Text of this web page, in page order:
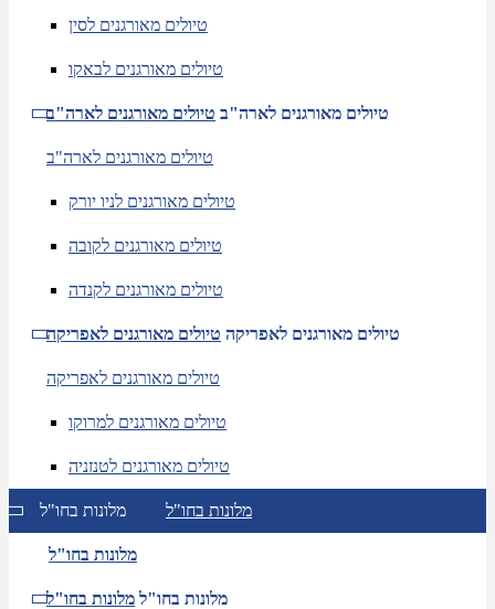
טיולים מאורגנים לסין
טיולים מאורגנים לבאקו
טיולים מאורגנים לארה"ב טיולים מאורגנים לארה"ב
טיולים מאורגנים לארה"ב
טיולים מאורגנים לניו יורק
טיולים מאורגנים לקובה
טיולים מאורגנים לקנדה
טיולים מאורגנים לאפריקה טיולים מאורגנים לאפריקה
טיולים מאורגנים לאפריקה
טיולים מאורגנים למרוקו
טיולים מאורגנים לטנזניה
מלונות בחו"ל מלונות בחו"ל
מלונות בחו"ל
מלונות בחו"ל מלונות בחו"ל